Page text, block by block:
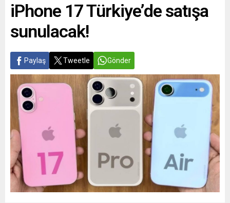
iPhone 17 Türkiye’de satışa
sunulacak!
Paylaş Tweetle Gönder